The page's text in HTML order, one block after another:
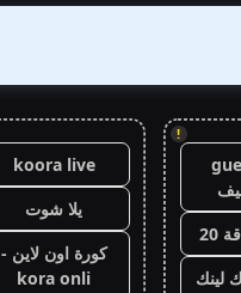
!
20
لينك
koora live
يلا شوت
كورة اون لاين -
kora onli